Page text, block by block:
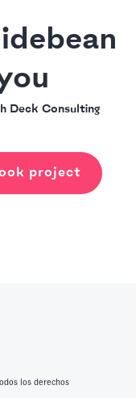
Deck Consulting
project
los derechos